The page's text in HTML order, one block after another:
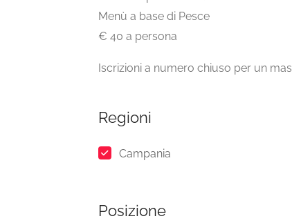
Menù a base di Pesce
€ 40 a persona
Iscrizioni a numero chiuso per un
Regioni
Campania
Posizione